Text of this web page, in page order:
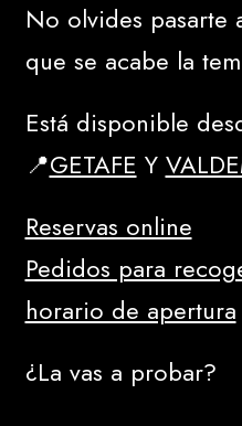
No olvides pasarte
que se acabe la
Está disponible
📍GETAFE Y
Reservas online
Pedidos para
horario de apertura
¿La vas a probar?